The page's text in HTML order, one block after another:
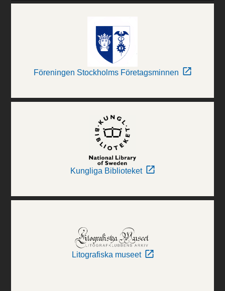
Föreningen Stockholms Företagsminnen
Kungliga Biblioteket
Litografiska museet